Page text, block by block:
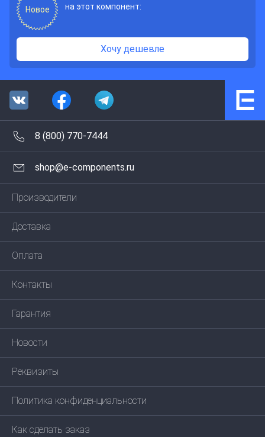
Новое
на этот компонент:
Хочу дешевле
8 (800) 770-7444
shop@e-components.ru
Производители
Доставка
Оплата
Контакты
Гарантия
Новости
Реквизиты
Политика конфиденциальности
Как сделать заказ